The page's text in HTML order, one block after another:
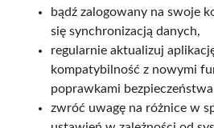
bądź zalogowany na swoje
się synchronizacją danych,
regularnie aktualizuj
kompatybilność z nowymi
poprawkami
zwróć uwagę na różnice w